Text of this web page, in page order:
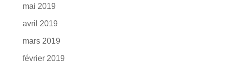
mai 2019
avril 2019
mars 2019
février 2019